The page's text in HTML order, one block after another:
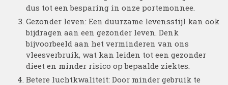
dus tot een besparing in onze portemonnee.
Gezonder leven: Een duurzame levensstijl kan ook
bijdragen aan een gezonder leven. Denk
bijvoorbeeld aan het verminderen van ons
vleesverbruik, wat kan leiden tot een gezonder
dieet en minder risico op bepaalde ziektes.
Betere luchtkwaliteit: Door minder gebruik te